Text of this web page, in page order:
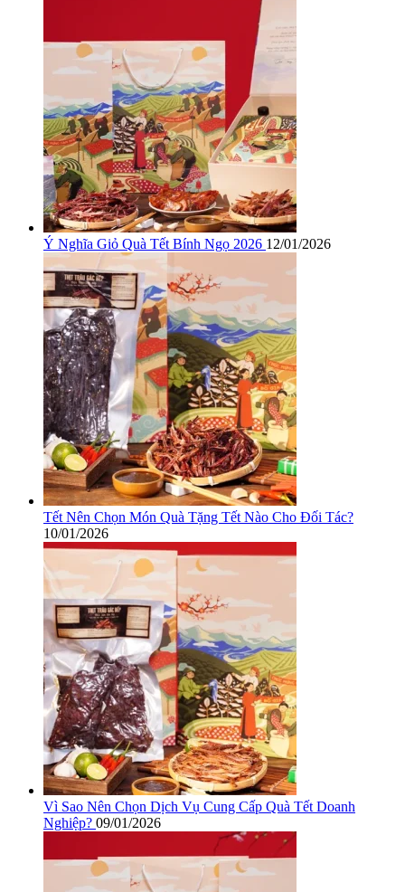
Ý Nghĩa Giỏ Quà Tết Bính Ngọ 2026 12/01/2026
Tết Nên Chọn Món Quà Tặng Tết Nào Cho Đối Tác?
10/01/2026
Vì Sao Nên Chọn Dịch Vụ Cung Cấp Quà Tết Doanh
Nghiệp? 09/01/2026